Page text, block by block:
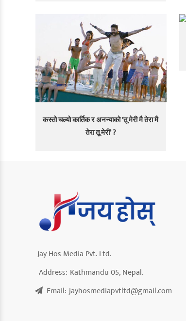
कस्तो चल्यो कार्तिक र अनन्याको ‘तू मेरी मै तेरा मै
तेरा तू मेरी’ ?
Jay Hos Media Pvt. Ltd.
Address: Kathmandu 05, Nepal.
Email: jayhosmediapvtltd@gmail.com